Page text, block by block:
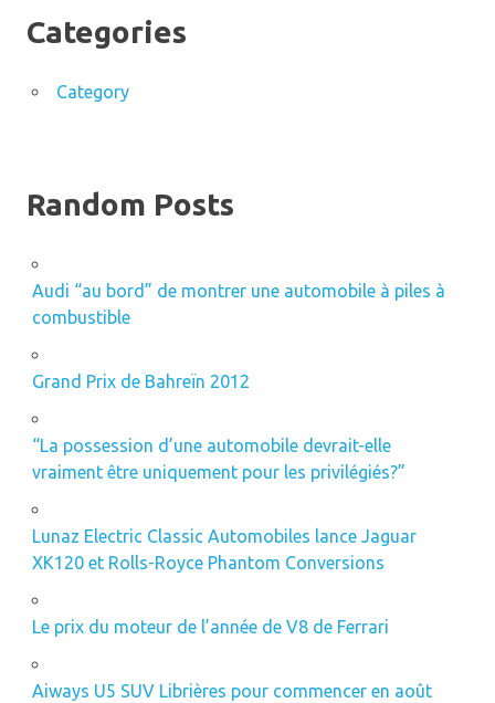
Categories
Category
Random Posts
Audi “au bord” de montrer une automobile à piles à
combustible
Grand Prix de Bahreïn 2012
“La possession d’une automobile devrait-elle
vraiment être uniquement pour les privilégiés?”
Lunaz Electric Classic Automobiles lance Jaguar
XK120 et Rolls-Royce Phantom Conversions
Le prix du moteur de l’année de V8 de Ferrari
Aiways U5 SUV Librières pour commencer en août